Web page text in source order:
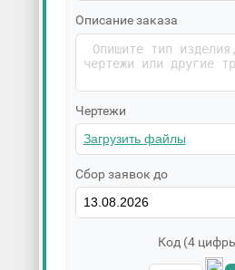
Описание заказа
Чертежи
Сбор заявок до
Код (4